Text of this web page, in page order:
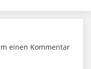
einen Kommentar